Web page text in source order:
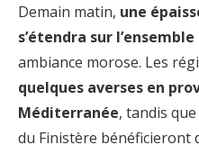
Demain matin, une
s’étendra sur
ambiance morose. Les
quelques averses en
Méditerranée, tandis
du Finistère bénéficieront